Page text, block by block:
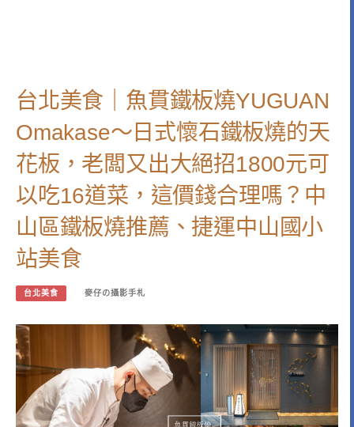
台北美食｜魚貫鐵板燒YUGUAN
Omakase～日式懷石鐵板燒的天
花板，老闆又出大絕招1800元可
以吃16道菜，這價錢合理嗎？中
山區鐵板燒推薦、捷運中山國小
站美食
台北美食 麥仔の攝影手札